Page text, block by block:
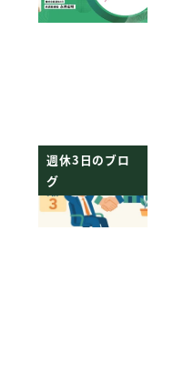
週休3日のブロ
グ